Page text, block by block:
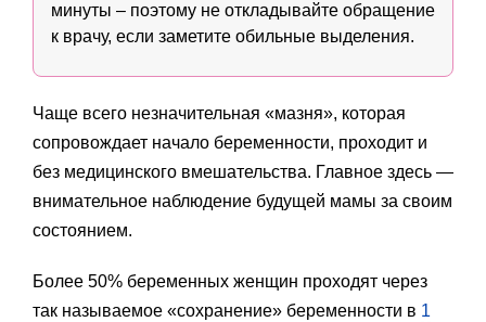
минуты – поэтому не откладывайте обращение
к врачу, если заметите обильные выделения.
Чаще всего незначительная «мазня», которая
сопровождает начало беременности, проходит и
без медицинского вмешательства. Главное здесь —
внимательное наблюдение будущей мамы за своим
состоянием.
Более 50% беременных женщин проходят через
так называемое «сохранение» беременности в 1